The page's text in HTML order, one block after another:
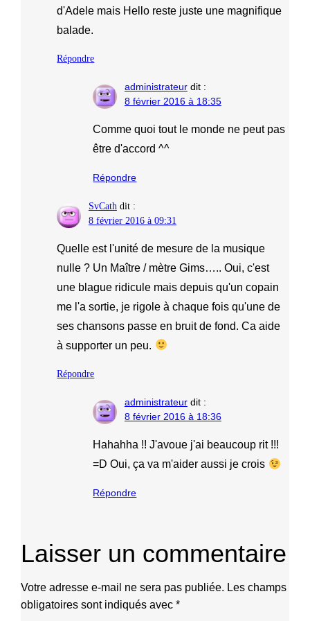
d'Adele mais Hello reste juste une magnifique
balade.
Répondre
administrateur dit :
8 février 2016 à 18:35
Comme quoi tout le monde ne peut pas
être d'accord ^^
Répondre
SvCath dit :
8 février 2016 à 09:31
Quelle est l'unité de mesure de la musique
nulle ? Un Maître / mètre Gims….. Oui, c'est
une blague ridicule mais depuis qu'un copain
me l'a sortie, je rigole à chaque fois qu'une de
ses chansons passe en bruit de fond. Ca aide
à supporter un peu.
Répondre
administrateur dit :
8 février 2016 à 18:36
Hahahha !! J'avoue j'ai beaucoup rit !!!
=D Oui, ça va m'aider aussi je crois
Répondre
Laisser un commentaire
Votre adresse e-mail ne sera pas publiée. Les champs
obligatoires sont indiqués avec*